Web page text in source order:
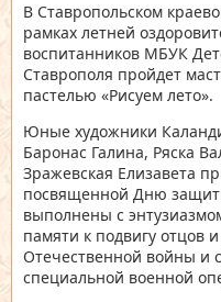
В Ставропольском
рамках летней
воспитанников МБУК
Ставрополя пройдет
пастелью «Рисуем лето».
Юные художники
Баронас Галина, Ряска
Зражевская Елизавета
посвященной Дню
выполнены с
памяти к подвигу отцов
Отечественной войны и
специальной военной